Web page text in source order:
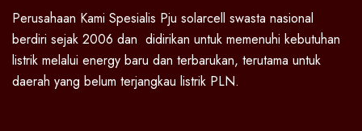
Perusahaan Kami Spesialis Pju solarcell swasta nasional
berdiri sejak 2006 dan didirikan untuk memenuhi kebutuhan
listrik melalui energy baru dan terbarukan, terutama untuk
daerah yang belum terjangkau listrik PLN.